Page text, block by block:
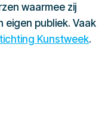
waarmee zij
publiek. Vaak
Kunstweek.